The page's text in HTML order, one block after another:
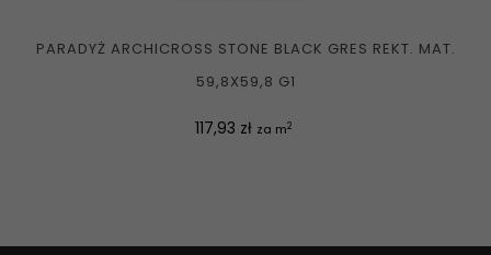
PARADYŻ ARCHICROSS STONE BLACK GRES REKT. MAT.
59,8X59,8 G1
Cena
117,93 zł za m2